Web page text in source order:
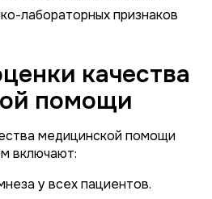
лабораторных признаков
качества
помощи
медицинской помощи
включают:
у всех пациентов.